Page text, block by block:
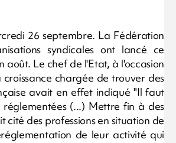
26 septembre. La Fédération
syndicales ont lancé ce
Le chef de l'Etat, à l'occasion
chargée de trouver des
avait en effet indiqué "Il faut
(...) Mettre fin à des
cité des professions en situation de
de leur activité qui